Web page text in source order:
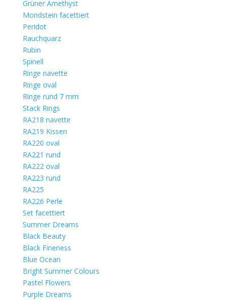
Grüner Amethyst
Mondstein facettiert
Peridot
Rauchquarz
Rubin
Spinell
Ringe navette
Ringe oval
Ringe rund 7 mm
Stack Rings
RA218 navette
RA219 Kissen
RA220 oval
RA221 rund
RA222 oval
RA223 rund
RA225
RA226 Perle
Set facettiert
Summer Dreams
Black Beauty
Black Fineness
Blue Ocean
Bright Summer Colours
Pastel Flowers
Purple Dreams